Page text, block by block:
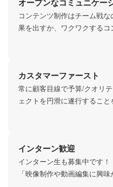
ャストアイデア&プラス１ア
ます。
オープンなコミュニケー
コンテンツ制作はチーム戦
果を出すか、ワクワクする
り、メンバーがオープンに
で、最高のコンテンツを作っ
カスタマーファースト
常に顧客目線で予算/クオリ
ェクトを円滑に遂行すること
案したり、その企画を実際
無邪気さがあるからこそ、ク
メンバーにも、期待感/ワク
インターン歓迎
インターン生も募集中です！
「映像制作や動画編集に興